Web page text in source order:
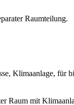
Raumteilung.
Klimaanlage, für
Raum mit